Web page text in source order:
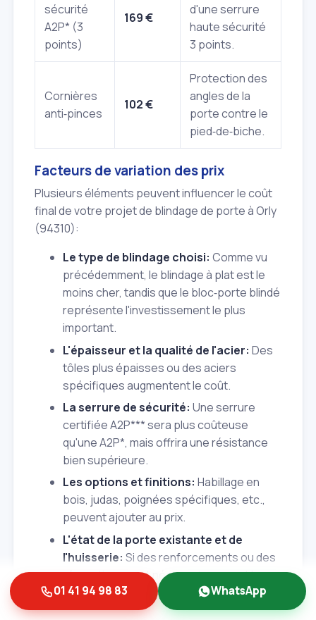
sécurité
A2P* (3
points)
169 €
d'une serrure
haute sécurité
3 points.
Cornières
anti‑pinces
102 €
Protection des
angles de la
porte contre le
pied‑de‑biche.
Facteurs de variation des prix
Plusieurs éléments peuvent influencer le coût
final de votre projet de blindage de porte à Orly
(94310):
Le type de blindage choisi: Comme vu
précédemment, le blindage à plat est le
moins cher, tandis que le bloc‑porte blindé
représente l'investissement le plus
important.
L'épaisseur et la qualité de l'acier: Des
tôles plus épaisses ou des aciers
spécifiques augmentent le coût.
La serrure de sécurité: Une serrure
certifiée A2P*** sera plus coûteuse
qu'une A2P*, mais offrira une résistance
bien supérieure.
Les options et finitions: Habillage en
bois, judas, poignées spécifiques, etc.,
peuvent ajouter au prix.
L'état de la porte existante et de
l'huisserie: Si des renforcements ou des
réparations sont nécessaires avant le
blindage, cela peut impacter le devis.
La complexité de l'installation:
01 41 94 98 83 WhatsApp